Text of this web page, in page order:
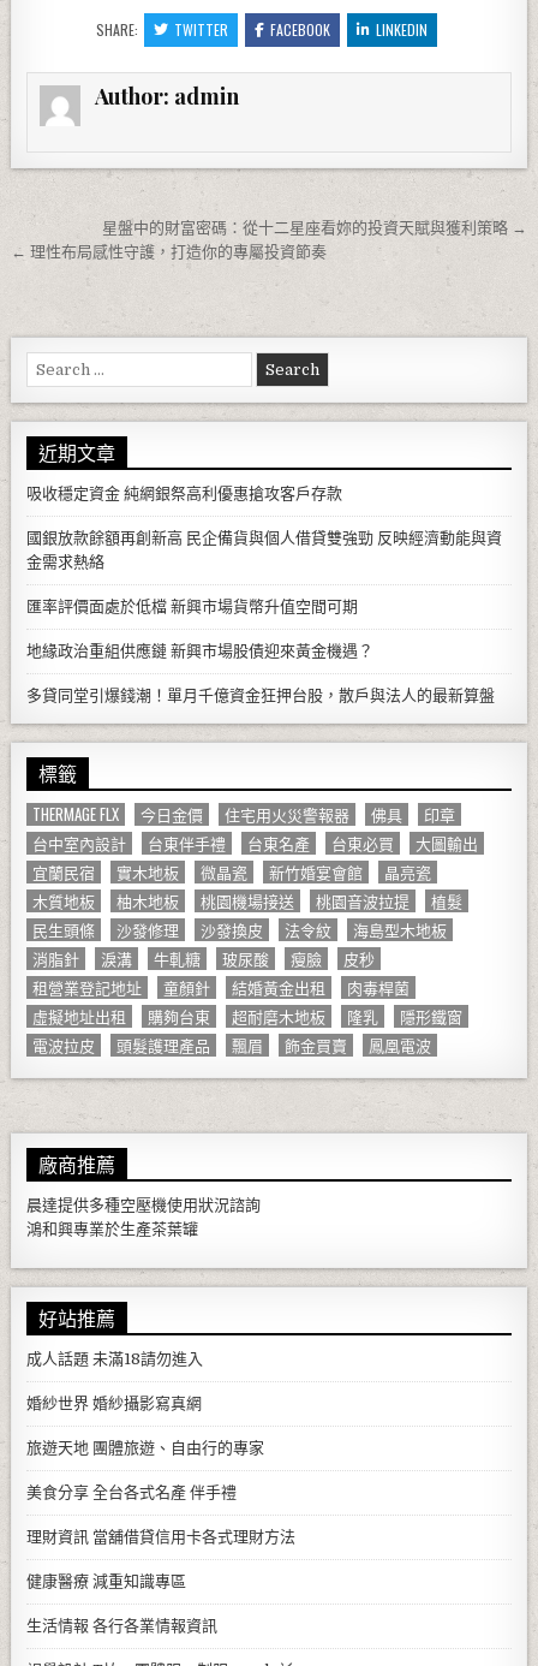
SHARE: TWITTER FACEBOOK LINKEDIN
Author: admin
文章導覽星盤中的財富密碼：從十二星座看妳的投資天賦與獲利策略 →
← 理性布局感性守護，打造你的專屬投資節奏
Search for:
近期文章
吸收穩定資金 純網銀祭高利優惠搶攻客戶存款
國銀放款餘額再創新高 民企備貨與個人借貸雙強勁 反映經濟動能與資
金需求熱絡
匯率評價面處於低檔 新興市場貨幣升值空間可期
地緣政治重組供應鏈 新興市場股債迎來黃金機遇？
多貸同堂引爆錢潮！單月千億資金狂押台股，散戶與法人的最新算盤
標籤
THERMAGE FLX 今日金價 住宅用火災警報器 佛具
印章
台中室內設計
台東伴手禮 台東名產 台東必買
大圖輸出
宜蘭民宿
實木地板 微晶瓷 新竹婚宴會館
晶亮瓷
木質地板
柚木地板 桃園機場接送 桃園音波拉提
植髮
民生頭條
沙發修理 沙發換皮 法令紋
海島型木地板
消脂針
淚溝 牛軋糖 玻尿酸 瘦臉
皮秒
租營業登記地址
童顏針 結婚黃金出租
肉毒桿菌
虛擬地址出租
購夠台東 超耐磨木地板 隆乳
隱形鐵窗
電波拉皮
頭髮護理產品 飄眉 飾金買賣 鳳凰電波
廠商推薦
晨達提供多種空壓機使用狀況諮詢
鴻和興專業於生產茶葉罐
好站推薦
成人話題 未滿18請勿進入
婚紗世界 婚紗攝影寫真網
旅遊天地 團體旅遊、自由行的專家
美食分享 全台各式名產 伴手禮
理財資訊 當舖借貸信用卡各式理財方法
健康醫療 減重知識專區
生活情報 各行各業情報資訊